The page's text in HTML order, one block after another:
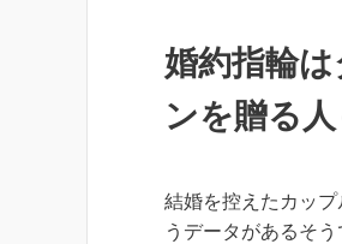
婚約指輪
ンを贈る
結婚を控えたカッ
うデータがあるそ